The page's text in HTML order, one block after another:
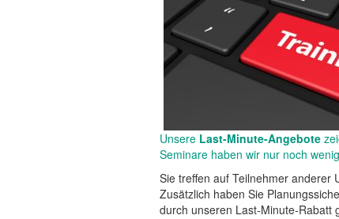
Unsere Last-Minute-Angebote
Seminare haben wir nur noch
Sie treffen auf Teilnehmer anderer
Zusätzlich haben Sie
durch unseren Last-Minute-Rabatt